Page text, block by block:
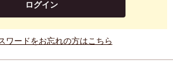
ログイン
ワードをお忘れの方はこちら